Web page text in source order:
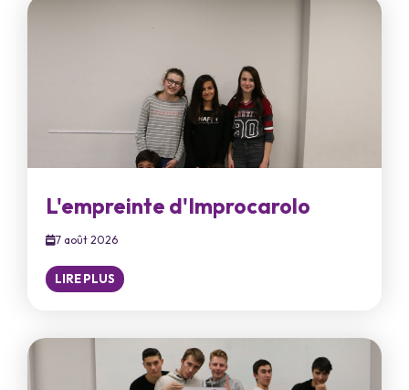
L'empreinte d'Improcarolo
7 août 2026
LIRE PLUS